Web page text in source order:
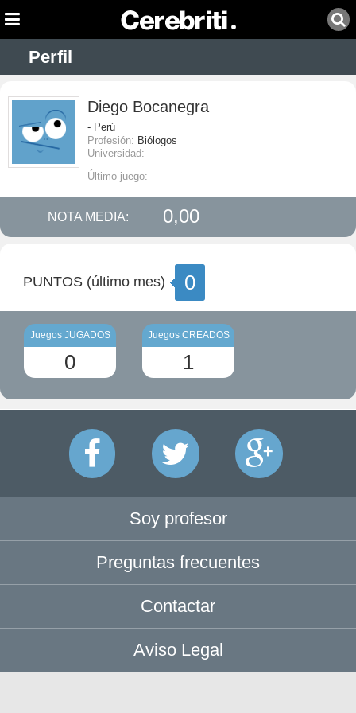
Perfil
Diego Bocanegra
- Perú
Profesión: Biólogos
Universidad:
Último juego:
NOTA MEDIA: 0,00
PUNTOS (último mes) 0
Juegos JUGADOS
0
Juegos CREADOS
1
Soy profesor
Preguntas frecuentes
Contactar
Aviso Legal